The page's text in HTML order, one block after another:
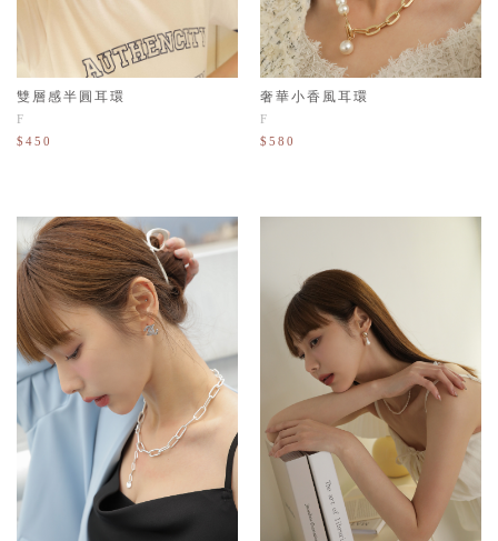
雙層感半圓耳環
F
$450
奢華小香風耳環
F
$580